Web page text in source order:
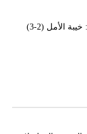
الأمل (2-3)